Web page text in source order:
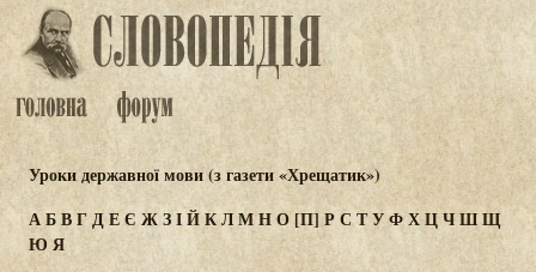
Уроки державної мови (з газети «Хрещатик»)
АБВГДЕЄ ЖЗІЙКЛМНО[П] РСТУФХЦЧШЩ
Ю Я